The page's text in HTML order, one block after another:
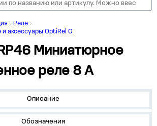
Реле
аксессуары OptiRel G
Миниатюрное
реле 8 А
Описание
Обозначения